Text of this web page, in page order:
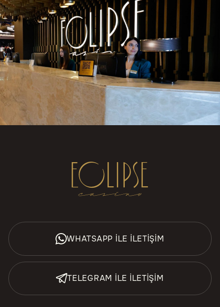
WHATSAPP İLE İLETİŞİM
TELEGRAM İLE İLETİŞİM